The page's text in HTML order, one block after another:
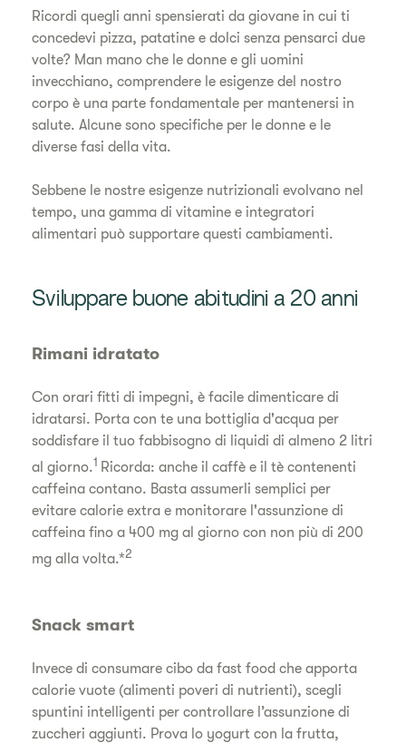
Ricordi quegli anni spensierati da giovane in cui ti
concedevi pizza, patatine e dolci senza pensarci due
volte? Man mano che le donne e gli uomini
invecchiano, comprendere le esigenze del nostro
corpo è una parte fondamentale per mantenersi in
salute. Alcune sono specifiche per le donne e le
diverse fasi della vita.
Sebbene le nostre esigenze nutrizionali evolvano nel
tempo, una gamma di vitamine e integratori
alimentari può supportare questi cambiamenti.
Sviluppare buone abitudini a 20 anni
Rimani idratato
Con orari fitti di impegni, è facile dimenticare di
idratarsi. Porta con te una bottiglia d'acqua per
soddisfare il tuo fabbisogno di liquidi di almeno 2 litri
al giorno.1 Ricorda: anche il caffè e il tè contenenti
caffeina contano. Basta assumerli semplici per
evitare calorie extra e monitorare l'assunzione di
caffeina fino a 400 mg al giorno con non più di 200
mg alla volta.*2
Snack smart
Invece di consumare cibo da fast food che apporta
calorie vuote (alimenti poveri di nutrienti), scegli
spuntini intelligenti per controllare l’assunzione di
zuccheri aggiunti. Prova lo yogurt con la frutta,